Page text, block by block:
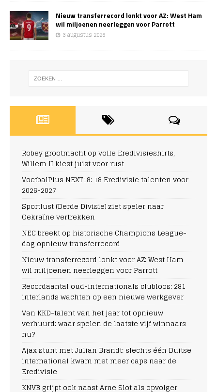
Nieuw transferrecord lonkt voor AZ: West Ham
wil miljoenen neerleggen voor Parrott
3 augustus 2026
Robey grootmacht op volle Eredivisieshirts,
Willem II kiest juist voor rust
VoetbalPlus NEXT18: 18 Eredivisie talenten voor
2026-2027
Sportlust (Derde Divisie) ziet speler naar
Oekraïne vertrekken
NEC breekt op historische Champions League-
dag opnieuw transferrecord
Nieuw transferrecord lonkt voor AZ: West Ham
wil miljoenen neerleggen voor Parrott
Recordaantal oud-internationals clubloos: 281
interlands wachten op een nieuwe werkgever
Van KKD-talent van het jaar tot opnieuw
verhuurd: waar spelen de laatste vijf winnaars
nu?
Ajax stunt met Julian Brandt: slechts één Duitse
international kwam met meer caps naar de
Eredivisie
KNVB grijpt ook naast Arne Slot als opvolger